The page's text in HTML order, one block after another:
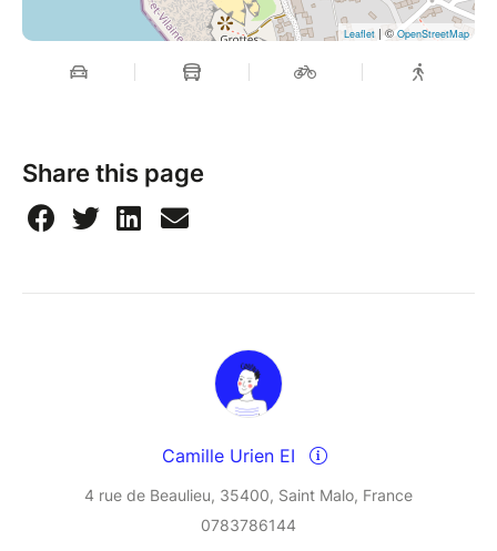
Leaflet | ©OpenStreetMap
Share this page
Camille Urien EI
4 rue de Beaulieu, 35400, Saint Malo, France
0783786144